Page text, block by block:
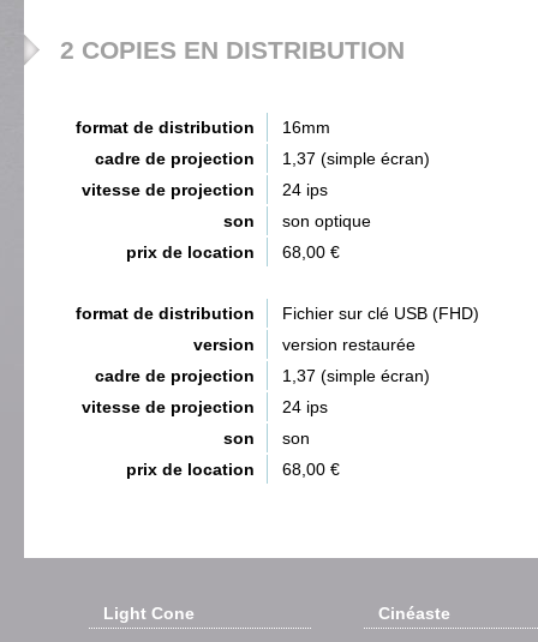
2 COPIES EN DISTRIBUTION
format de distribution
16mm
cadre de projection
1,37 (simple écran)
vitesse de projection
24 ips
son
son optique
prix de location
68,00 €
format de distribution
Fichier sur clé USB (FHD)
version
version restaurée
cadre de projection
1,37 (simple écran)
vitesse de projection
24 ips
son
son
prix de location
68,00 €
Light Cone Cinéaste